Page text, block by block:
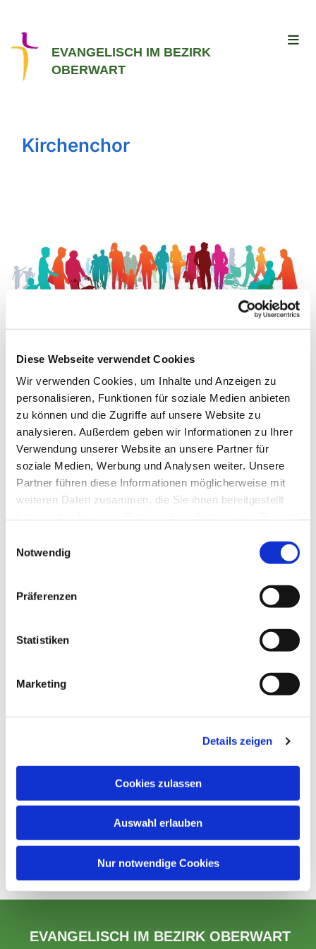
Diese Webseite verwendet Cookies
Wir verwenden Cookies, um Inhalte und Anzeigen zu
personalisieren, Funktionen für soziale Medien anbieten
zu können und die Zugriffe auf unsere Website zu
analysieren. Außerdem geben wir Informationen zu Ihrer
Verwendung unserer Website an unsere Partner für
soziale Medien, Werbung und Analysen weiter. Unsere
Partner führen diese Informationen möglicherweise mit
weiteren Daten zusammen, die Sie ihnen bereitgestellt
Notwendig
Präferenzen
Statistiken
Marketing
Details zeigen
Cookies zulassen
Auswahl erlauben
Nur notwendige Cookies
EVANGELISCH IM BEZIRK
OBERWART
Kirchenchor
Donnerstag, 8. Oktober 2026, 19:00
Uhr
Evang. Pfarrgemeinde A.B.
Pinkafeld, Kirchengasse 9, 7423
Pinkafeld
Leitung Elisabeth Bundschuh
EVANGELISCH IM BEZIRK OBERWART